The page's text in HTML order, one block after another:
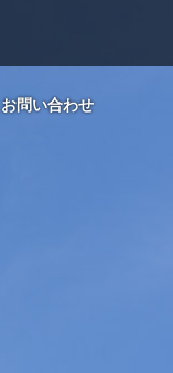
お問い合わせ